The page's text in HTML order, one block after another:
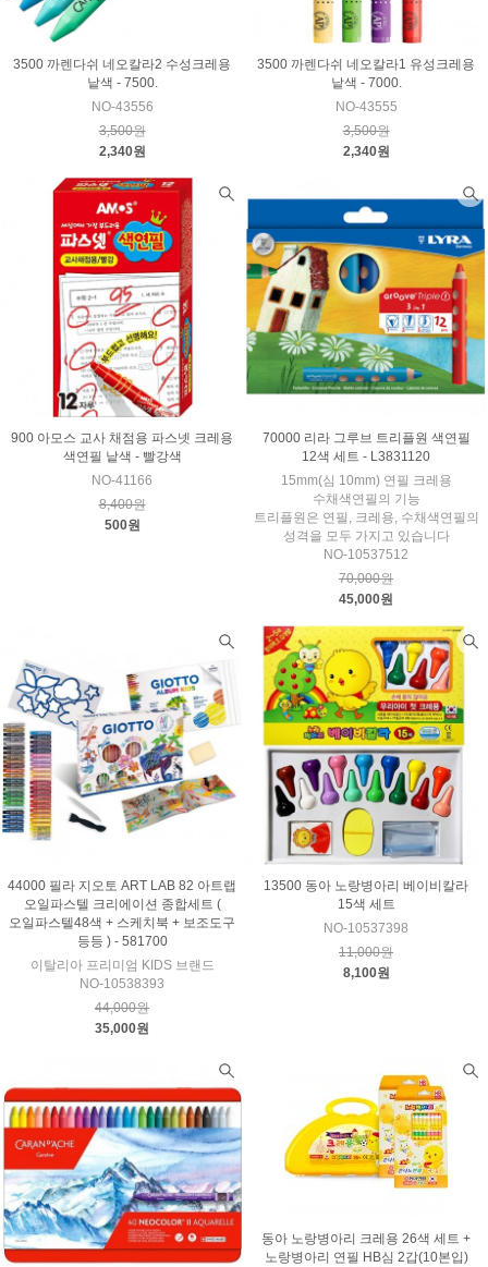
3500 까렌다쉬 네오칼라2 수성크레용
낱색 - 7500.
NO-43556
3,500원
2,340원
3500 까렌다쉬 네오칼라1 유성크레용
낱색 - 7000.
NO-43555
3,500원
2,340원
900 아모스 교사 채점용 파스넷 크레용
색연필 낱색 - 빨강색
NO-41166
8,400원
500원
70000 리라 그루브 트리플원 색연필
12색 세트 - L3831120
15mm(심 10mm) 연필 크레용
수채색연필의 기능
트리플원은 연필, 크레용, 수채색연필의
성격을 모두 가지고 있습니다
NO-10537512
70,000원
45,000원
44000 필라 지오토 ART LAB 82 아트랩
오일파스텔 크리에이션 종합세트 (
오일파스텔48색 + 스케치북 + 보조도구
등등 ) - 581700
이탈리아 프리미엄 KIDS 브랜드
NO-10538393
44,000원
35,000원
13500 동아 노랑병아리 베이비칼라
15색 세트
NO-10537398
11,000원
8,100원
동아 노랑병아리 크레용 26색 세트 +
노랑병아리 연필 HB심 2갑(10본입)